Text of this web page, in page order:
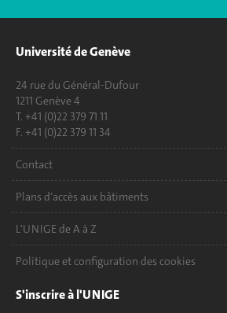
Université de Genève
24 rue du Général-Dufour
1211 Genève 4
T. +41 (0)22 379 71 11
F. +41 (0)22 379 11 34
Contact
Plans d'accès aux bâtiments
L'UNIGE de A à Z
Politique et configuration des cookies
S'inscrire à l'UNIGE